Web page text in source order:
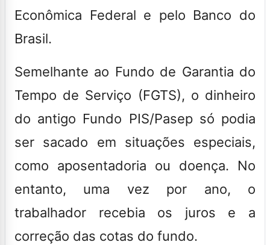
Econômica Federal e pelo Banco do
Brasil.
Semelhante ao Fundo de Garantia do
Tempo de Serviço (FGTS), o dinheiro
do antigo Fundo PIS/Pasep só podia
ser sacado em situações especiais,
como aposentadoria ou doença. No
entanto, uma vez por ano, o
trabalhador recebia os juros e a
correção das cotas do fundo.